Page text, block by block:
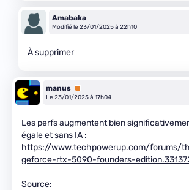
Amabaka
Modifié le 23/01/2025 à 22h10
À supprimer
manus Premium
Le 23/01/2025 à 17h04
Les perfs augmentent bien
égale et sans IA :
https://www.techpowerup.com/forums/
geforce-rtx-5090-founders-
Source: